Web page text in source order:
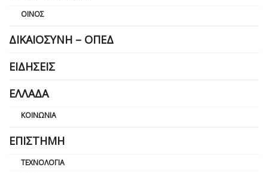
ΟΊΝΟΣ
ΔΙΚΑΙΟΣΎΝΗ – ΟΠΕΔ
ΕΙΔΉΣΕΙΣ
ΕΛΛΆΔΑ
ΚΟΙΝΩΝΊΑ
ΕΠΙΣΤΉΜΗ
ΤΕΧΝΟΛΟΓΊΑ